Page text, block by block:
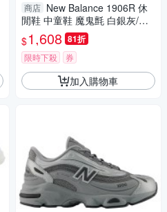
商店 New Balance 1906R 休
閒鞋 中童鞋 魔鬼氈 白銀灰/白
橘紅【運動世界】PV1906CA-
W/PV1906CL-W
$1,608 81折
限時下殺 券
加入購物車